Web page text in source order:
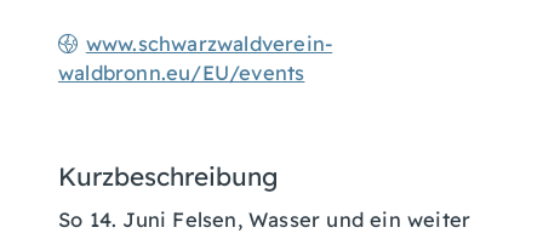
www.schwarzwaldverein-
waldbronn.eu/EU/events
Kurzbeschreibung
So 14. Juni Felsen, Wasser und ein weiter